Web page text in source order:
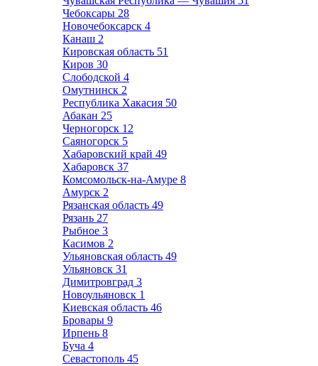
Чебоксары 28
Новочебоксарск 4
Канаш 2
Кировская область 51
Киров 30
Слободской 4
Омутнинск 2
Республика Хакасия 50
Абакан 25
Черногорск 12
Саяногорск 5
Хабаровский край 49
Хабаровск 37
Комсомольск-на-Амуре 8
Амурск 2
Рязанская область 49
Рязань 27
Рыбное 3
Касимов 2
Ульяновская область 49
Ульяновск 31
Димитровград 3
Новоульяновск 1
Киевская область 46
Бровары 9
Ирпень 8
Буча 4
Севастополь 45